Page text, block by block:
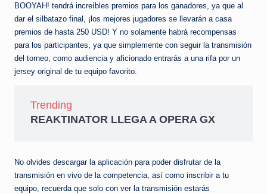
BOOYAH! tendrá increíbles premios para los ganadores, ya que al
dar el silbatazo final, ¡los mejores jugadores se llevarán a casa
premios de hasta 250 USD! Y no solamente habrá recompensas
para los participantes, ya que simplemente con seguir la transmisión
del torneo, como audiencia y aficionado entrarás a una rifa por un
jersey original de tu equipo favorito.
Trending
REAKTINATOR LLEGA A OPERA GX
No olvides descargar la aplicación para poder disfrutar de la
transmisión en vivo de la competencia, así como inscribir a tu
equipo, recuerda que solo con ver la transmisión estarás